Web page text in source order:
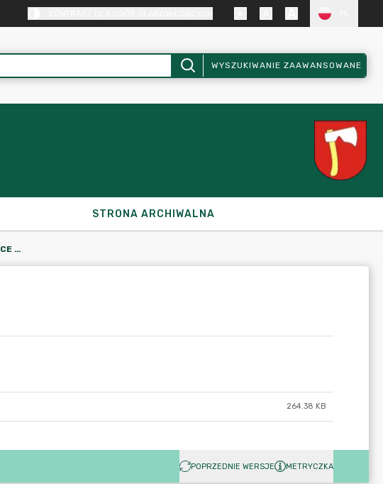
WYSZUKIWANIE ZAAWANSOWANE
STRONA ARCHIWALNA
IV SESJA RADY MIEJSKIEJ W KRAJENCE 02.08.2024
264.38 KB
POPRZEDNIE WERSJE METRYCZKA